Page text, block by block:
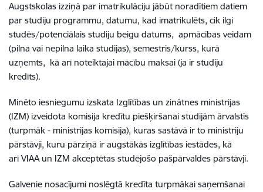
Augstskolas izziņā par imatrikulāciju jābūt noradītiem datiem
par studiju programmu, datumu, kad imatrikulēts, cik ilgi
studēs/potenciālais studiju beigu datums, apmācības veidam
(pilna vai nepilna laika studijas), semestris/kurss, kurā
uzņemts, kā arī noteiktajai mācību maksai (ja ir studiju
kredīts).
Minēto iesniegumu izskata Izglītības un zinātnes ministrijas
(IZM) izveidota komisija kredītu piešķiršanai studijām ārvalstīs
(turpmāk - ministrijas komisija), kuras sastāvā ir to ministriju
pārstāvji, kuru pārziņā ir augstākās izglītības iestādes, kā
arī VIAA un IZM akceptētas studējošo pašpārvaldes pārstāvji.
Galvenie nosacījumi noslēgtā kredīta turpmākai saņemšanai